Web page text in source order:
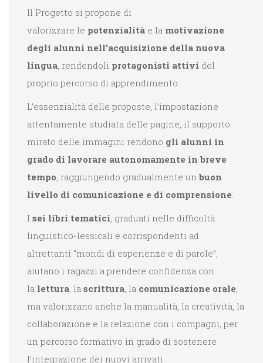
Il Progetto si propone di
valorizzare le potenzialità e la motivazione
degli alunni nell’acquisizione della nuova
lingua, rendendoli protagonisti attivi del
proprio percorso di apprendimento.
L’essenzialità delle proposte, l’impostazione
attentamente studiata delle pagine, il supporto
mirato delle immagini rendono gli alunni in
grado di lavorare autonomamente in breve
tempo, raggiungendo gradualmente un buon
livello di comunicazione e di comprensione.
I sei libri tematici, graduati nelle difficoltà
linguistico-lessicali e corrispondenti ad
altrettanti “mondi di esperienze e di parole”,
aiutano i ragazzi a prendere confidenza con
la lettura, la scrittura, la comunicazione orale,
ma valorizzano anche la manualità, la creatività, la
collaborazione e la relazione con i compagni, per
un percorso formativo in grado di sostenere
l’integrazione dei nuovi arrivati.